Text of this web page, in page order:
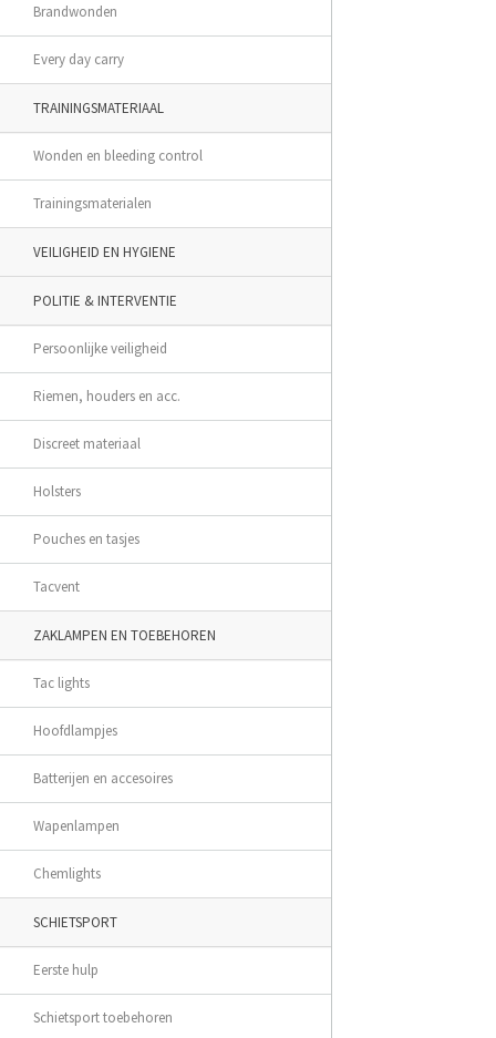
Brandwonden
Every day carry
TRAININGSMATERIAAL
Wonden en bleeding control
Trainingsmaterialen
VEILIGHEID EN HYGIENE
POLITIE & INTERVENTIE
Persoonlijke veiligheid
Riemen, houders en acc.
Discreet materiaal
Holsters
Pouches en tasjes
Tacvent
ZAKLAMPEN EN TOEBEHOREN
Tac lights
Hoofdlampjes
Batterijen en accesoires
Wapenlampen
Chemlights
SCHIETSPORT
Eerste hulp
Schietsport toebehoren